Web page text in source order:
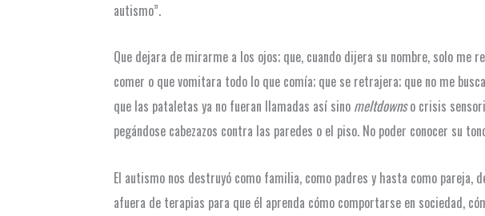
autismo”.
Que dejara de mirarme a los ojos; que, cuando dijera su nombre, solo
comer o que vomitara todo lo que comía; que se retrajera; que no me
que las pataletas ya no fueran llamadas así sino meltdownso crisis
pegándose cabezazos contra las paredes o el piso. No poder conocer su
El autismo nos destruyó como familia, como padres y hasta como pareja,
afuera de terapias para que él aprenda cómo comportarse en sociedad,